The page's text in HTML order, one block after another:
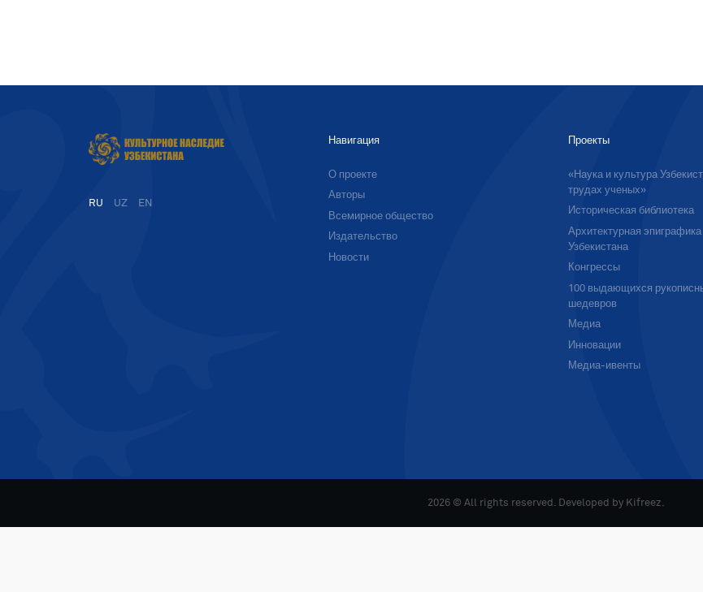
RU UZ EN
Навигация
О проекте
Авторы
Всемирное общество
Издательство
Новости
Проекты
«Наука и культура
трудах ученых»
Историческая библиотека
Архитектурная эпиграфика
Узбекистана
Конгрессы
100 выдающихся
шедевров
Медиа
Инновации
Медиа-ивенты
2026 © All rights reserved. Developed by Kifreez.